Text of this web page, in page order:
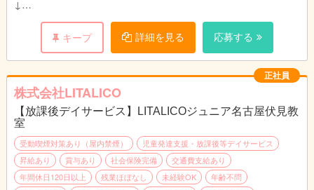
↓
個別支援計画に沿って指導の準備をします。
プリントやカードの他、おもちゃやタブレットを使うことも。
↓
個別支援計画の作成
お子さまひとり一人に6か月間の個別支援計画を作成していま
す。
↓
お昼|休憩・ランチタイムです。
↓
指導
個別支援計画に基づきお子さまに指導を実施します。
個別指導では45分の指導をし、小集団指導では1時間半～3時間
キープ 詳細を見る 応募する
正社員
株式会社LITALICO
【放課後デイサービス】LITALICOジュニア名古屋伏見教
室
受動喫煙対策あり（屋内禁煙）
児童発達支援・放課後等デイサービス
昇給あり
賞与あり 社会保険完備
交通費支給あり
年間休日120日以上
残業ほぼなし 未経験OK
年齢不問